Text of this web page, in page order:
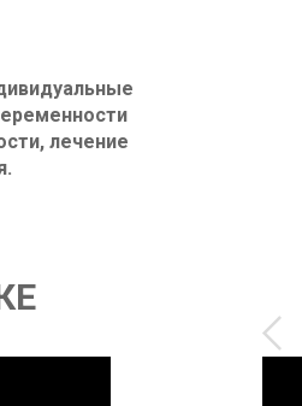
лечение